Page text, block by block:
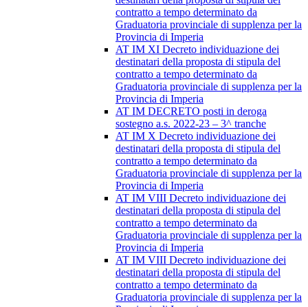
contratto a tempo determinato da
Graduatoria provinciale di supplenza per la
Provincia di Imperia
AT IM XI Decreto individuazione dei
destinatari della proposta di stipula del
contratto a tempo determinato da
Graduatoria provinciale di supplenza per la
Provincia di Imperia
AT IM DECRETO posti in deroga
sostegno a.s. 2022-23 – 3^ tranche
AT IM X Decreto individuazione dei
destinatari della proposta di stipula del
contratto a tempo determinato da
Graduatoria provinciale di supplenza per la
Provincia di Imperia
AT IM VIII Decreto individuazione dei
destinatari della proposta di stipula del
contratto a tempo determinato da
Graduatoria provinciale di supplenza per la
Provincia di Imperia
AT IM VIII Decreto individuazione dei
destinatari della proposta di stipula del
contratto a tempo determinato da
Graduatoria provinciale di supplenza per la